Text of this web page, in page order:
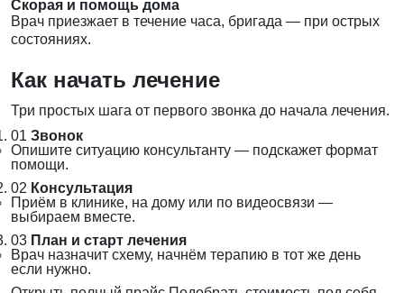
Скорая и помощь дома
Врач приезжает в течение часа, бригада — при острых
состояниях.
Как начать лечение
Три простых шага от первого звонка до начала лечения.
01 Звонок
Опишите ситуацию консультанту — подскажет формат
помощи.
02 Консультация
Приём в клинике, на дому или по видеосвязи —
выбираем вместе.
03 План и старт лечения
Врач назначит схему, начнём терапию в тот же день
если нужно.